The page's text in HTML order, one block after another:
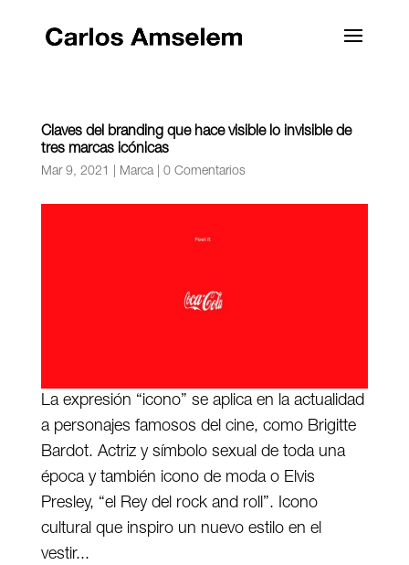
Claves del branding que hace visible lo invisible de
tres marcas icónicas
Mar 9, 2021 Marca| 0 Comentarios
La expresión “icono” se aplica en la actualidad
a personajes famosos del cine, como Brigitte
Bardot. Actriz y símbolo sexual de toda una
época y también icono de moda o Elvis
Presley, “el Rey del rock and roll”. Icono
cultural que inspiro un nuevo estilo en el
vestir...